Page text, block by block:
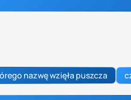
nazwę wzięła puszcza